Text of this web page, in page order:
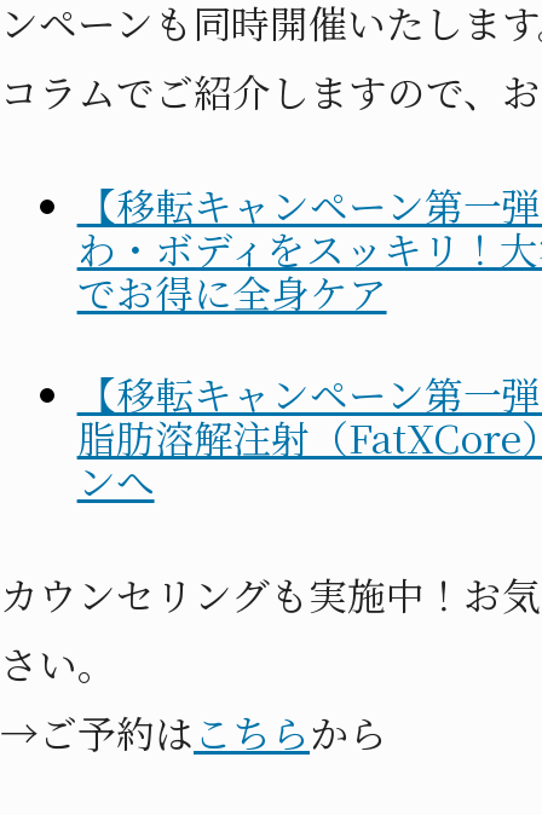
ンペーンも同時開催いたしま
コラムでご紹介しますので、
【移転キャンペーン第一
わ・ボディをスッキリ！
でお得に全身ケア
【移転キャンペーン第一
脂肪溶解注射（FatXCore
ンへ
カウンセリングも実施中！お
さい。
→ご予約はこちらから